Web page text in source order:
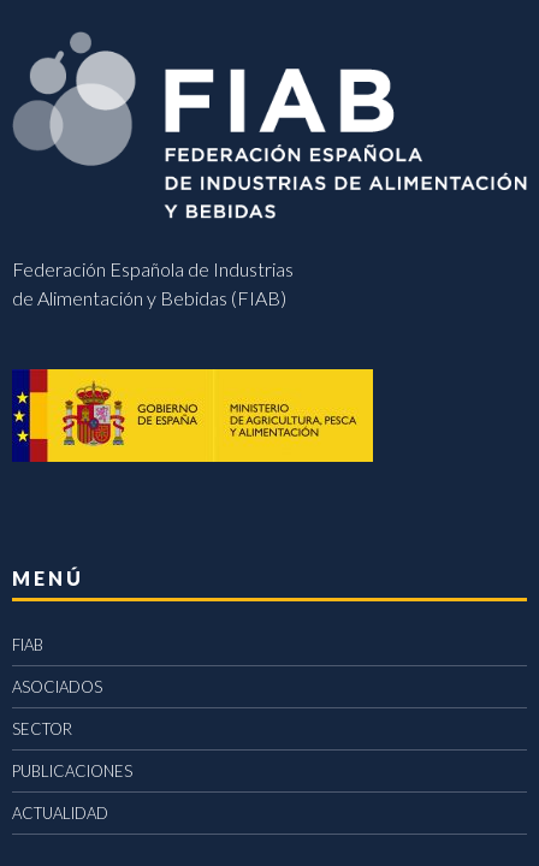
Federación Española de Industrias
de Alimentación y Bebidas (FIAB)
MENÚ
FIAB
ASOCIADOS
SECTOR
PUBLICACIONES
ACTUALIDAD